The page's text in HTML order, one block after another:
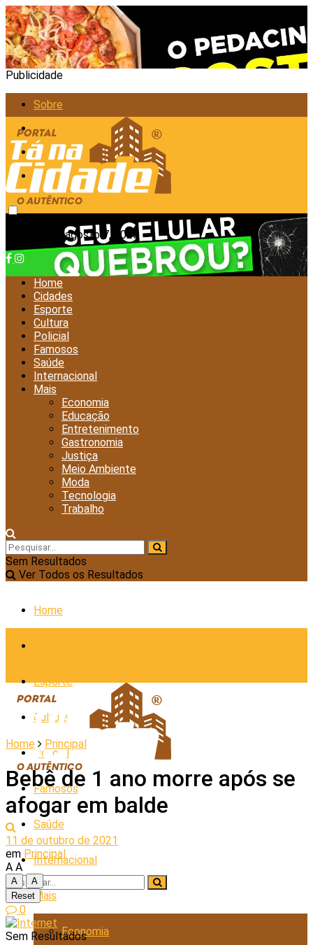
Publicidade
Sobre
Anunciar
Política de Privacidade
Contato
sexta-feira, agosto 7, 2026
Home
Cidades
Esporte
Cultura
Policial
Famosos
Saúde
Internacional
Mais
Economia
Educação
Entretenimento
Gastronomia
Justiça
Meio Ambiente
Moda
Tecnologia
Trabalho
Sem Resultados
Ver Todos os Resultados
Home
Esporte
Cultura
Policial
Famosos
Saúde
Internacional
Mais
Economia
Sem Resultados
Home Principal
Bebê de 1 ano morre após se
afogar em balde
11 de outubro de 2021
em Principal
A A
A
A
Reset
0